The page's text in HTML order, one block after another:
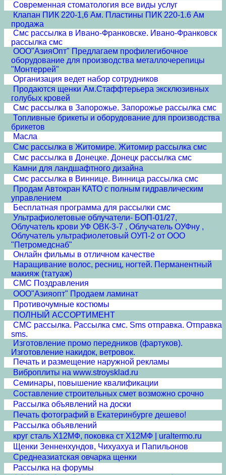
Современная стоматология все виды услуг
Клапан ПИК 220-1,6 Ам. Пластины ПИК 220-1.6 Ам
продажа
Смс рассылка в Ивано-Франковске. Ивано-Франковск
рассылка смс
ООО"АзияОпт" Предлагаем профилегибочное
оборудование для производства металлочерепицы
"Монтеррей"
Организация ведет набор сотрудников
Продаются щенки Ам.Стаффтерьера эксклюзивных
голубых кровей
Смс рассылка в Запорожье. Запорожье рассылка смс
Топливные брикеты и оборудование для производства
брикетов
Масла
Смс рассылка в Житомире. Житомир рассылка смс
Смс рассылка в Донецке. Донецк рассылка смс
Камни для ландшафтного дизайна
Смс рассылка в Виннице. Винница рассылка смс
Продам Автокран КАТО с полным гидравлическим
управлением
Бесплатная программа для рассылки смс
Ультрафиолетовые облучатели- БОП-01/27,
Облучатель крови УФ ОВК-3-7 , Облучатель ОУФну ,
Облучатель ультрафиолетовый ОУП-2 от ООО
"Петромедснаб"
Онлайн фильмы в отличном качестве
Наращивание волос, ресниц, ногтей. Перманентный
макияж (татуаж)
СМС Поздравления
ООО"Азияопт" Продаем ламинат
Противочумные костюмы
ПОЛНЫЙ АССОРТИМЕНТ
СМС рассылка. Рассылка смс. Sms отправка. Отправка
sms.
Изготовление промо передников (фартуков).
Изготовление накидок, ветровок.
Печать и размещение наружной рекламы
Виброплиты на www.stroysklad.ru
Семинары, повышение квалификации
Составление строительных смет возможно срочно
Рассылка объявлений на доски
Печать фотографий в Екатеринбурге дешево!
Рассылка объявлений
круг сталь Х12МФ, поковка ст Х12МФ | uraltermo.ru
Щенки Зенненхундов, Чихуахуа и Папильонов
Среднеазиатская овчарка щенки
Рассылка на форумы